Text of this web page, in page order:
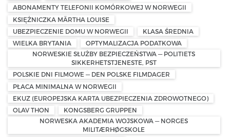
ABONAMENTY TELEFONII KOMÓRKOWEJ W NORWEGII
KSIĘŻNICZKA MÄRTHA LOUISE
UBEZPIECZENIE DOMU W NORWEGII
KLASA ŚREDNIA
WIELKA BRYTANIA
OPTYMALIZACJA PODATKOWA
NORWESKIE SŁUŻBY BEZPIECZEŃSTWA — POLITIETS
SIKKERHETSTJENESTE, PST
POLSKIE DNI FILMOWE — DEN POLSKE FILMDAGER
PŁACA MINIMALNA W NORWEGII
EKUZ (EUROPEJSKA KARTA UBEZPIECZENIA ZDROWOTNEGO)
OLAV THON
KONGSBERG GRUPPEN
NORWESKA AKADEMIA WOJSKOWA — NORGES
MILITÆRHØGSKOLE